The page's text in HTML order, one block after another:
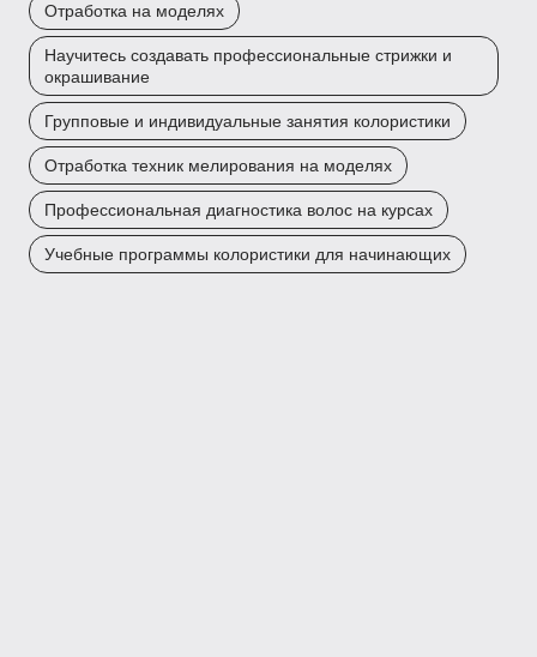
Отработка на моделях
Научитесь создавать профессиональные стрижки и
окрашивание
Групповые и индивидуальные занятия колористики
Отработка техник мелирования на моделях
Профессиональная диагностика волос на курсах
Учебные программы колористики для начинающих